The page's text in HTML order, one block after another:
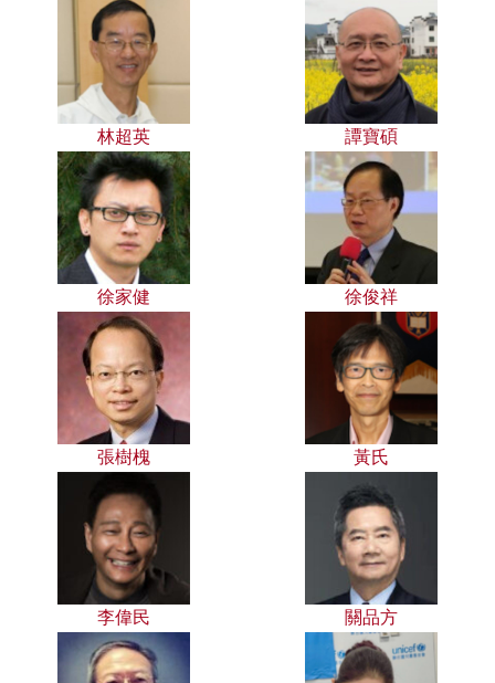
林超英 譚寶碩
徐家健 徐俊祥
張樹槐 黃氏
李偉民 關品方